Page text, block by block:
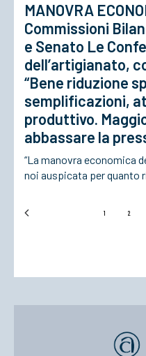
MANOVRA
Commissioni
e Senato Le
dell’artigianato,
“Bene riduzione
semplificazioni,
produttivo.
abbassare la
“La manovra economica
noi auspicata per quanto
1 2